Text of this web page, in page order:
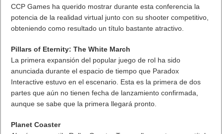
CCP Games ha querido mostrar durante esta conferencia la
potencia de la realidad virtual junto con su shooter competitivo,
obteniendo como resultado un título bastante atractivo.
Pillars of Eternity: The White March
La primera expansión del popular juego de rol ha sido
anunciada durante el espacio de tiempo que Paradox
Interactive estuvo en el escenario. Esta es la primera de dos
partes que aún no tienen fecha de lanzamiento confirmada,
aunque se sabe que la primera llegará pronto.
Planet Coaster